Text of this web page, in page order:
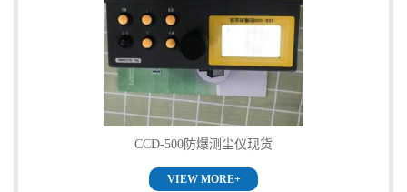
CCD-500防爆测尘仪现货
VIEW MORE+